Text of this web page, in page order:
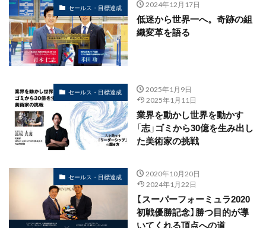
セールス・目標達成 2024年12月17日
低迷から世界一へ。奇跡の組
織変革を語る
セールス・目標達成
2025年1月9日
2025年1月11日
業界を動かし世界を動かす
「志」ゴミから30億を生み出し
た美術家の挑戦
セールス・目標達成
2020年10月20日
2024年1月22日
【スーパーフォーミュラ2020
初戦優勝記念】勝つ目的が導
いてくれる頂点への道